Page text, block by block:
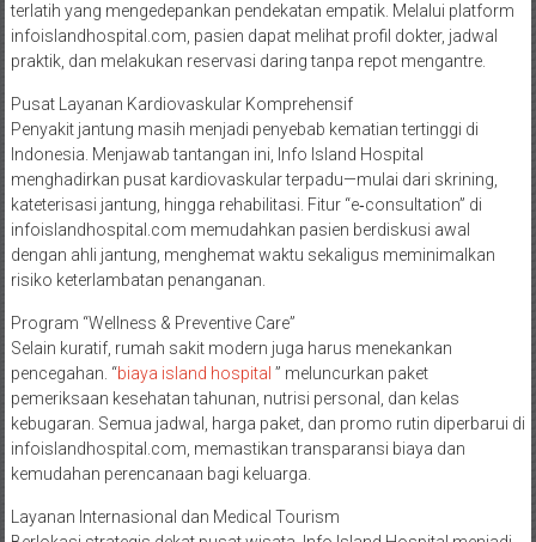
terlatih yang mengedepankan pendekatan empatik. Melalui platform
infoislandhospital.com, pasien dapat melihat profil dokter, jadwal
praktik, dan melakukan reservasi daring tanpa repot mengantre.
Pusat Layanan Kardiovaskular Komprehensif
Penyakit jantung masih menjadi penyebab kematian tertinggi di
Indonesia. Menjawab tantangan ini, Info Island Hospital
menghadirkan pusat kardiovaskular terpadu—mulai dari skrining,
kateterisasi jantung, hingga rehabilitasi. Fitur “e‑consultation” di
infoislandhospital.com memudahkan pasien berdiskusi awal
dengan ahli jantung, menghemat waktu sekaligus meminimalkan
risiko keterlambatan penanganan.
Program “Wellness & Preventive Care”
Selain kuratif, rumah sakit modern juga harus menekankan
pencegahan. “biaya island hospital ” meluncurkan paket
pemeriksaan kesehatan tahunan, nutrisi personal, dan kelas
kebugaran. Semua jadwal, harga paket, dan promo rutin diperbarui di
infoislandhospital.com, memastikan transparansi biaya dan
kemudahan perencanaan bagi keluarga.
Layanan Internasional dan Medical Tourism